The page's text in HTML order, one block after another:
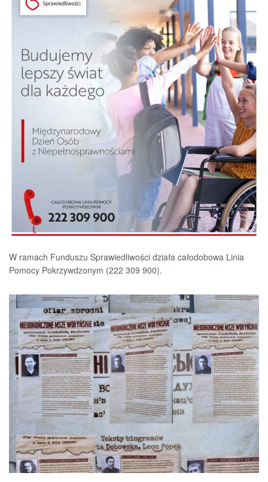
W ramach Funduszu Sprawiedliwości działa całodobowa Linia
Pomocy Pokrzywdzonym (222 309 900).